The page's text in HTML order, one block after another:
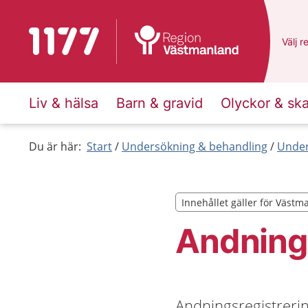
Till startsidan för 1177 Du
Välj
Liv & hälsa Barn & gravid Olyckor &
Du är här: Start Undersökning & behandling
Innehållet gäller för
Innehållet gäller för